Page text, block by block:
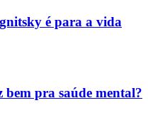
é para a vida
pra saúde mental?